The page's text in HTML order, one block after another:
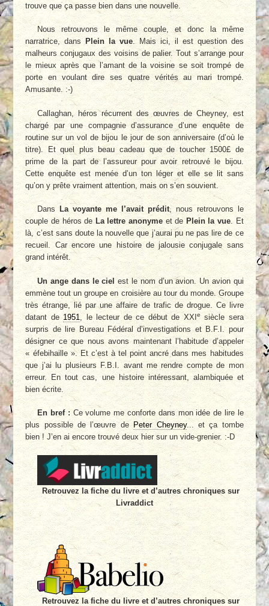
trouve que ça passe bien dans une nouvelle.
Nous retrouvons le même couple, et donc la même
narratrice, dans Plein la vue. Mais ici, il est question des
malheurs conjugaux des voisins de palier. Tout s’arrange pour
le mieux après que l’amant de la voisine se soit trompé de
porte en voulant dire ses quatre vérités au mari trompé.
Amusante. :-)
Callaghan, héros récurrent des œuvres de Cheyney, est
chargé par une compagnie d’assurance d’une enquête de
routine sur un vol de bijou le jour de son anniversaire (d’où le
titre). Et quel plus beau cadeau que de toucher 1500£ de
prime de la part de l’assureur pour avoir retrouvé le bijou.
Cette enquête est menée d’un ton léger et elle se lit sans
qu’on y prête vraiment attention, mais on s’en souvient.
Dans La voyante me l’avait prédit, nous retrouvons le
couple de héros de La lettre anonyme et de Plein la vue. Et
là, c’est sans doute la nouvelle que j’aurai pu ne pas lire de ce
recueil. Car encore une histoire de jalousie conjugale sans
grand intérêt.
Un ange dans le cielest le nom d’un avion. Un avion qui
emmène tout un groupe en croisière au tour du monde. Groupe
très étrange, lié par une affaire de trafic de drogue. Ce livre
datant de1951 , le lecteur de ce début de XXI esiècle sera
surpris de lire Bureau Fédéral d’investigations et B.F.I. pour
désigner ce que nous avons maintenant l’habitude d’appeler
« éfebihaille ». Et c’est à tel point ancré dans mes habitudes
que j’ai lu plusieurs F.B.I. avant me rendre compte de mon
erreur. En tout cas, une histoire intéressant, alambiquée et
bien écrite.
En bref : Ce volume me conforte dans mon idée de lire le
plus possible de l’œuvre dePeter Cheyney... et ça tombe
bien ! J’en ai encore trouvé deux hier sur un vide-grenier. :-D
Retrouvez la fiche du livre et d’autres chroniques sur
Livraddict
Retrouvez la fiche du livre et d’autres chroniques sur